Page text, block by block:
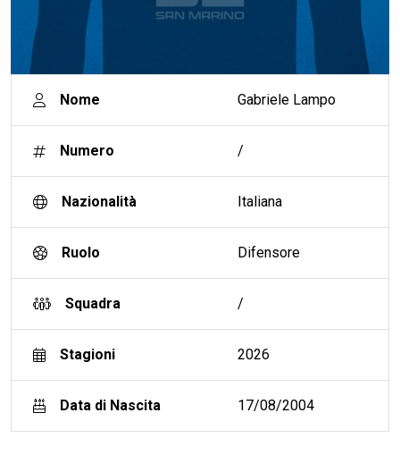
Nome Gabriele Lampo
Numero /
Nazionalità Italiana
Ruolo Difensore
Squadra /
Stagioni 2026
Data di Nascita 17/08/2004